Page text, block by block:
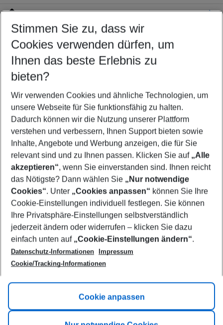
Location
Customize your offer
Find the perfect deal which suits your best
Your departure airport
Any airport
Select your date range
10/08/26–08/08/27 5-8 nights
Who will travel
2 adults No children
Show more filter
Footer
Footer navigation
Title A
Link A
Stimmen Sie zu, dass wir
Cookies verwenden dürfen, um
Ihnen das beste Erlebnis zu
bieten?
Wir verwenden Cookies und ähnliche Technologien, um
unsere Webseite für Sie funktionsfähig zu halten.
Dadurch können wir die Nutzung unserer Plattform
verstehen und verbessern, Ihnen Support bieten sowie
Inhalte, Angebote und Werbung anzeigen, die für Sie
relevant sind und zu Ihnen passen. Klicken Sie auf „Alle
akzeptieren“, wenn Sie einverstanden sind. Ihnen reicht
das Nötigste? Dann wählen Sie „Nur notwendige
Cookies“. Unter „Cookies anpassen“ können Sie Ihre
Cookie-Einstellungen individuell festlegen. Sie können
Ihre Privatsphäre-Einstellungen selbstverständlich
jederzeit ändern oder widerrufen – klicken Sie dazu
einfach unten auf „Cookie-Einstellungen ändern“.
Datenschutz-Informationen
Impressum
Cookie/Tracking-Informationen
Cookie anpassen